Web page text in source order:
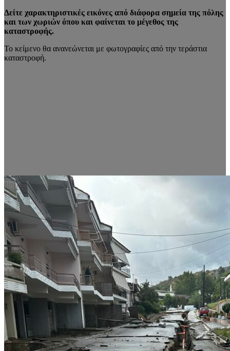
Δείτε χαρακτηριστικές εικόνες από διάφορα σημεία της πόλης
και των χωριών όπου και φαίνεται το μέγεθος της
καταστροφής.
Το κείμενο θα ανανεώνεται με φωτογραφίες από την τεράστια
καταστροφή.